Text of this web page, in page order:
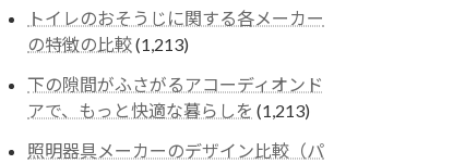
トイレのおそうじに関する各メーカー
の特徴の比較(1,213)
下の隙間がふさがるアコーディオンド
アで、もっと快適な暮らしを (1,213)
照明器具メーカーのデザイン比較（パ